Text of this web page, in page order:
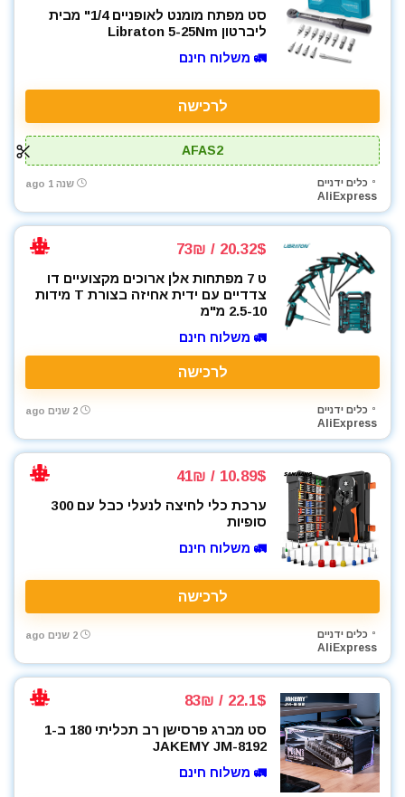
סט מפתח מומנט לאופניים 1/4" מבית
ליברטון Libraton 5-25Nm
🚛 משלוח חינם
לרכישה
AFAS2
כלים ידניים
AliExpress
שנה 1 ago
20.32$ / 73₪
ט 7 מפתחות אלן ארוכים מקצועיים דו
צדדיים עם ידית אחיזה בצורת T מידות
2.5-10 מ"מ
🚛 משלוח חינם
לרכישה
כלים ידניים
AliExpress
2 שנים ago
10.89$ / 41₪
ערכת כלי לחיצה לנעלי כבל עם 300
סופיות
🚛 משלוח חינם
לרכישה
כלים ידניים
AliExpress
2 שנים ago
22.1$ / 83₪
סט מברג פרסישן רב תכליתי 180 ב-1
JAKEMY JM-8192
🚛 משלוח חינם